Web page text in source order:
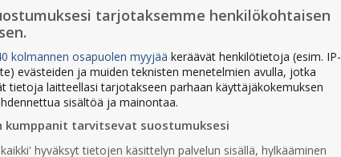
ehdolla-suuren-
tarjotaksemme henkilökohtaisen
kolmannen osapuolen myyjää keräävät henkilötietoja (esim. IP-
evästeiden ja muiden teknisten menetelmien avulla, jotka
tietoja laitteellasi tarjotakseen parhaan käyttäjäkokemuksen
sisältöä ja mainontaa.
kumppanit tarvitsevat suostumuksesi
hyväksyt tietojen käsittelyn palvelun sisällä, hylkääminen